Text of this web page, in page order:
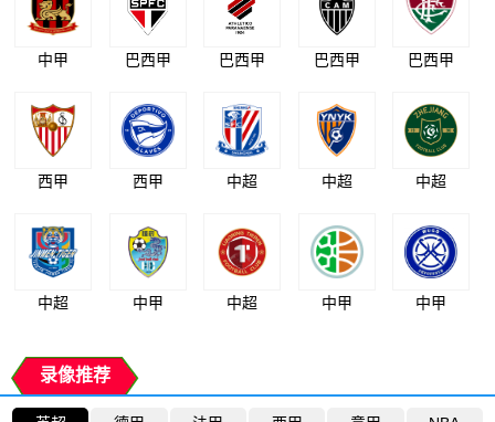
中甲 巴西甲 巴西甲 巴西甲 巴西甲
西甲 西甲 中超 中超 中超
中超 中甲 中超 中甲 中甲
录像推荐